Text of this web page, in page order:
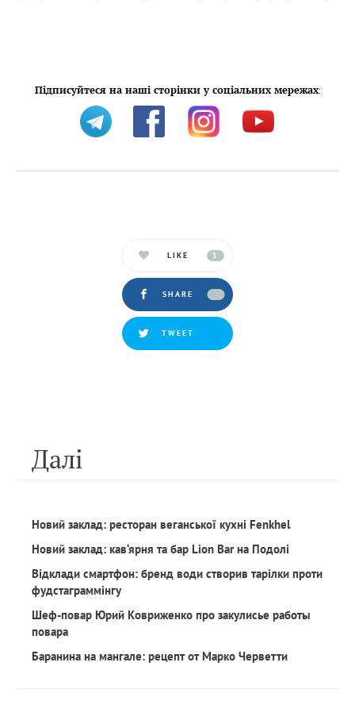
Підписуйтеся на наші сторінки у соціальних мережах:
LIKE 1
SHARE
TWEET
Далi
Новий заклад: ресторан веганської кухні Fenkhel
Новий заклад: кав‘ярня та бар Lion Bar на Подолі
Відклади смартфон: бренд води створив тарілки проти
фудстаграммінгу
Шеф-повар Юрий Ковриженко про закулисье работы
повара
Баранина на мангале: рецепт от Марко Черветти